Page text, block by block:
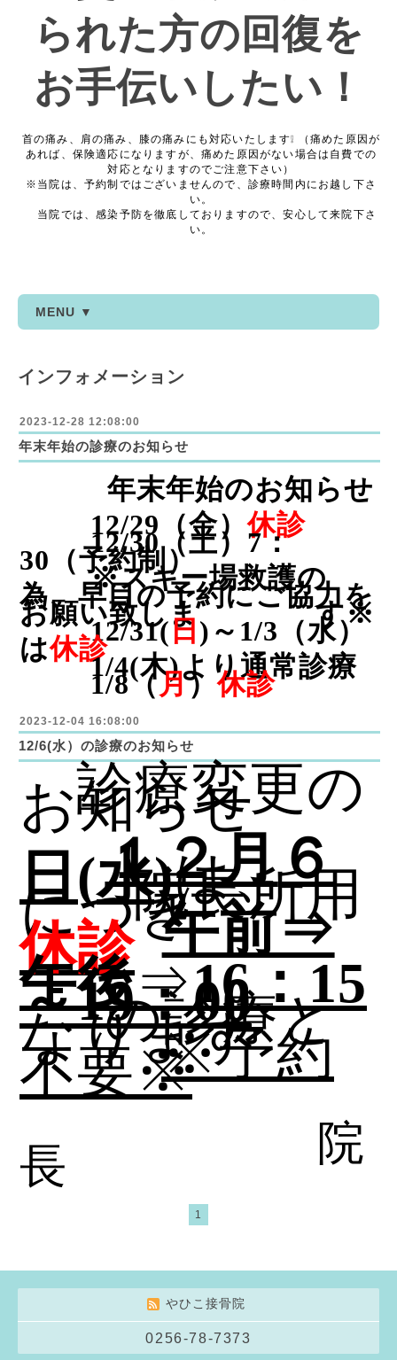
られた方の回復を
お手伝いしたい！
首の痛み、肩の痛み、膝の痛みにも対応いたします❕ （痛めた原因が
あれば、保険適応になりますが、痛めた原因がない場合は自費での
対応となりますのでご注意下さい）
※当院は、予約制ではございませんので、診療時間内にお越し下さ
い。
当院では、感染予防を徹底しておりますので、安心して来院下さ
い。
MENU ▼
インフォメーション
2023-12-28 12:08:00
年末年始の診療のお知らせ
年末年始のお知らせ
12/29 （金）休診
12/30（土） 7：
30（予約制）
※スキー場救護の
為、早目の予約にご協力を
お願い致します※
12/31(日 ) ～ 1/3 （水）
は休診
1/4(木)より通常診療
1/8（月）休診
2023-12-04 16:08:00
12/6(水）の診療のお知らせ
診療変更の
お知らせ
１２月６
日 (水)は、
院長所用
につき午前⇒
休診
午後⇒16：15
～19：00
の診療と
なります
※予約
不要※
院
長
1
やひこ接骨院
0256-78-7373